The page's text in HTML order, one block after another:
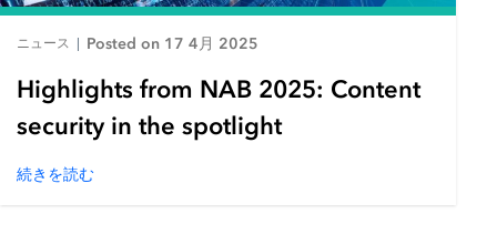
ニュース Posted on 17 4月 2025
Highlights from NAB 2025: Content
security in the spotlight
続きを読む